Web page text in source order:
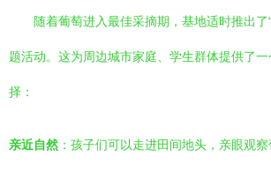
随着葡萄进入最佳采摘期，基地适时推出了
题活动。这为周边城市家庭、学生群体提供了
择：
亲近自然 ：孩子们可以走进田间地头，亲眼观